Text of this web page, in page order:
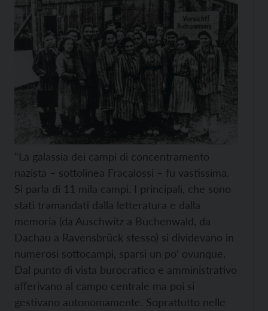
“La galassia dei campi di concentramento
nazista – sottolinea Fracalossi – fu vastissima.
Si parla di 11 mila campi. I principali, che sono
stati tramandati dalla letteratura e dalla
memoria (da Auschwitz a Buchenwald, da
Dachau a Ravensbrück stesso) si dividevano in
numerosi sottocampi, sparsi un po’ ovunque.
Dal punto di vista burocratico e amministrativo
afferivano al campo centrale ma poi si
gestivano autonomamente. Soprattutto nelle